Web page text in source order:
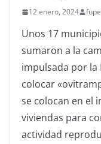
12 enero, 2024
Unos 17
sumaron a la
impulsada por la
colocar
se colocan en el
viviendas para
actividad